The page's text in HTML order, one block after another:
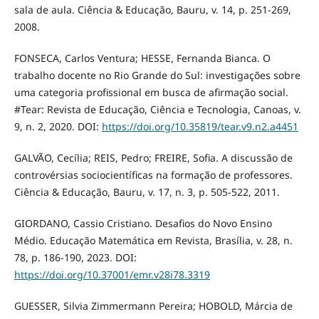
sala de aula. Ciência & Educação, Bauru, v. 14, p. 251-269,
2008.
FONSECA, Carlos Ventura; HESSE, Fernanda Bianca. O
trabalho docente no Rio Grande do Sul: investigações sobre
uma categoria profissional em busca de afirmação social.
#Tear: Revista de Educação, Ciência e Tecnologia, Canoas, v.
9, n. 2, 2020. DOI: https://doi.org/10.35819/tear.v9.n2.a4451
GALVÃO, Cecília; REIS, Pedro; FREIRE, Sofia. A discussão de
controvérsias sociocientíficas na formação de professores.
Ciência & Educação, Bauru, v. 17, n. 3, p. 505-522, 2011.
GIORDANO, Cassio Cristiano. Desafios do Novo Ensino
Médio. Educação Matemática em Revista, Brasília, v. 28, n.
78, p. 186-190, 2023. DOI:
https://doi.org/10.37001/emr.v28i78.3319
GUESSER, Silvia Zimmermann Pereira; HOBOLD, Márcia de